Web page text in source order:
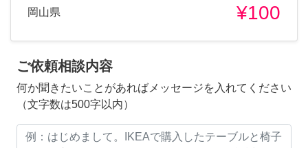
岡山県 ¥100
ご依頼相談内容
何か聞きたいことがあればメッセージを入れてください
（文字数は500字以内）